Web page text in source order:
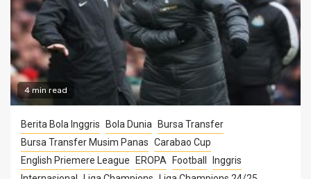
4 min read
Berita Bola Inggris Bola Dunia
Bursa Transfer
Bursa Transfer Musim Panas Carabao Cup
English Priemere League
EROPA Football
Inggris